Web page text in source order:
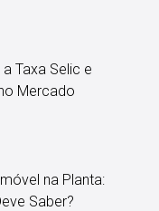
Taxa Selic e
Mercado
na Planta:
Saber?